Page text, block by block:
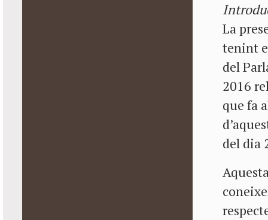
La
tenint
del
2016
que fa
del dia